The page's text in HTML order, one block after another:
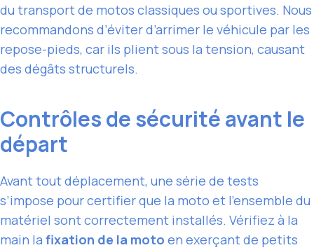
du transport de motos classiques ou sportives. Nous
recommandons d’éviter d’arrimer le véhicule par les
repose-pieds, car ils plient sous la tension, causant
des dégâts structurels.
Contrôles de sécurité avant le
départ
Avant tout déplacement, une série de tests
s’impose pour certifier que la moto et l’ensemble du
matériel sont correctement installés. Vérifiez à la
main la fixation de la moto en exerçant de petits